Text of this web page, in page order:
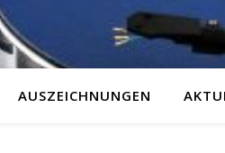
AUSZEICHNUNGEN